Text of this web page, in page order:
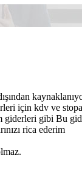
için kdv ve
gibi Bu
rica ederim